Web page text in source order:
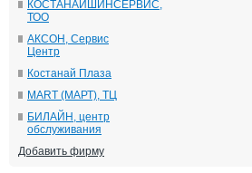
КОСТАНАЙШИНСЕРВИС,
ТОО
АКСОН, Сервис
Центр
Костанай Плаза
MART (МАРТ), ТЦ
БИЛАЙН, центр
обслуживания
Добавить фирму